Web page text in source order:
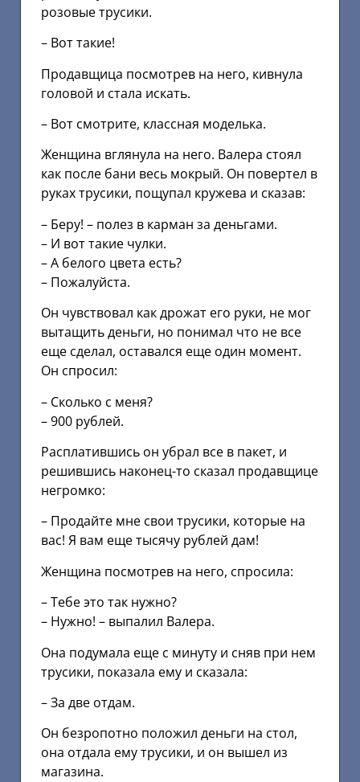
розовые трусики.
– Вот такие!
Продавщица посмотрев на него, кивнула
головой и стала искать.
– Вот смотрите, классная моделька.
Женщина вглянула на него. Валера стоял
как после бани весь мокрый. Он повертел в
руках трусики, пощупал кружева и сказав:
– Беру! – полез в карман за деньгами.
– И вот такие чулки.
– А белого цвета есть?
– Пожалуйста.
Он чувствовал как дрожат его руки, не мог
вытащить деньги, но понимал что не все
еще сделал, оставался еще один момент.
Он спросил:
– Сколько с меня?
– 900 рублей.
Расплатившись он убрал все в пакет, и
решившись наконец-то сказал продавщице
негромко:
– Продайте мне свои трусики, которые на
вас! Я вам еще тысячу рублей дам!
Женщина посмотрев на него, спросила:
– Тебе это так нужно?
– Нужно! – выпалил Валера.
Она подумала еще с минуту и сняв при нем
трусики, показала ему и сказала:
– За две отдам.
Он безропотно положил деньги на стол,
она отдала ему трусики, и он вышел из
магазина.